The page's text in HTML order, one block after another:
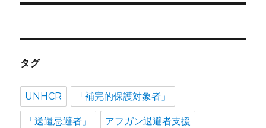
タグ
UNHCR 「補完的保護対象者」
「送還忌避者」 アフガン退避者支援